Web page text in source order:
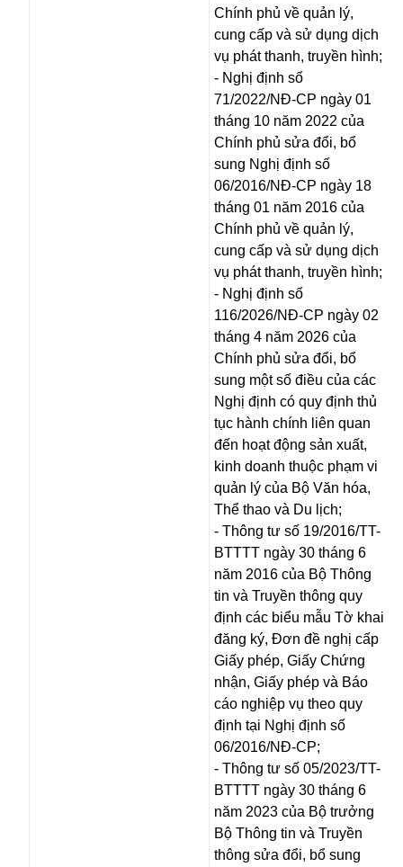
Chính phủ về quản lý,
cung cấp và sử dụng dịch
vụ phát thanh, truyền hình;
- Nghị định số
71/2022/NĐ-CP ngày 01
tháng 10 năm 2022 của
Chính phủ sửa đổi, bổ
sung Nghị định số
06/2016/NĐ-CP ngày 18
tháng 01 năm 2016 của
Chính phủ về quản lý,
cung cấp và sử dụng dịch
vụ phát thanh, truyền hình;
- Nghị định số
116/2026/NĐ-CP ngày 02
tháng 4 năm 2026 của
Chính phủ sửa đổi, bổ
sung một số điều của các
Nghị định có quy định thủ
tục hành chính liên quan
đến hoạt động sản xuất,
kinh doanh thuộc phạm vi
quản lý của Bộ Văn hóa,
Thể thao và Du lịch;
- Thông tư số 19/2016/TT-
BTTTT ngày 30 tháng 6
năm 2016 của Bộ Thông
tin và Truyền thông quy
định các biểu mẫu Tờ khai
đăng ký, Đơn đề nghị cấp
Giấy phép, Giấy Chứng
nhận, Giấy phép và Báo
cáo nghiệp vụ theo quy
định tại Nghị định số
06/2016/NĐ-CP;
- Thông tư số 05/2023/TT-
BTTTT ngày 30 tháng 6
năm 2023 của Bộ trưởng
Bộ Thông tin và Truyền
thông sửa đổi, bổ sung